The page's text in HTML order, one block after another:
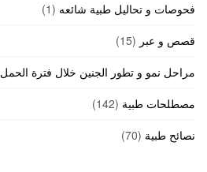
فحوصات و تحاليل طبية شائعه (1)
قصص و عبر (15)
مراحل نمو و تطور الجنين خلال فترة الحمل
مصطلحات طبية (142)
نصائح طبية (70)